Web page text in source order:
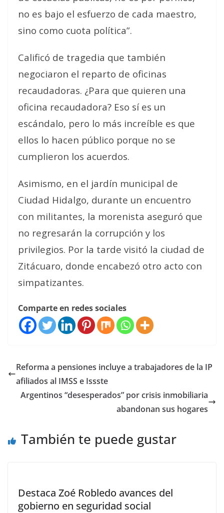
no es bajo el esfuerzo de cada maestro,
sino como cuota política”.
Calificó de tragedia que también
negociaron el reparto de oficinas
recaudadoras. ¿Para que quieren una
oficina recaudadora? Eso sí es un
escándalo, pero lo más increíble es que
ellos lo hacen público porque no se
cumplieron los acuerdos.
Asimismo, en el jardín municipal de
Ciudad Hidalgo, durante un encuentro
con militantes, la morenista aseguró que
no regresarán la corrupción y los
privilegios. Por la tarde visitó la ciudad de
Zitácuaro, donde encabezó otro acto con
simpatizantes.
Comparte en redes sociales
Reforma a pensiones incluye a trabajadores de la IP
afiliados al IMSS e Issste
Argentinos “desesperados” por crisis inmobiliaria
abandonan sus hogares
También te puede gustar
Destaca Zoé Robledo avances del
gobierno en seguridad social